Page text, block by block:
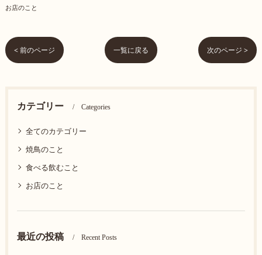
お店のこと
< 前のページ 一覧に戻る 次のページ >
カテゴリー Categories
全てのカテゴリー
焼鳥のこと
食べる飲むこと
お店のこと
最近の投稿 Recent Posts